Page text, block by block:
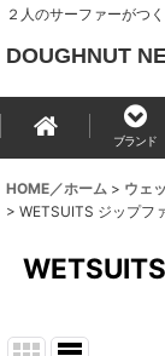
２人のサーファーがつ
DOUGHNUT
ブランド
HOME／ホーム > ウェ
> WETSUITS ジップフ